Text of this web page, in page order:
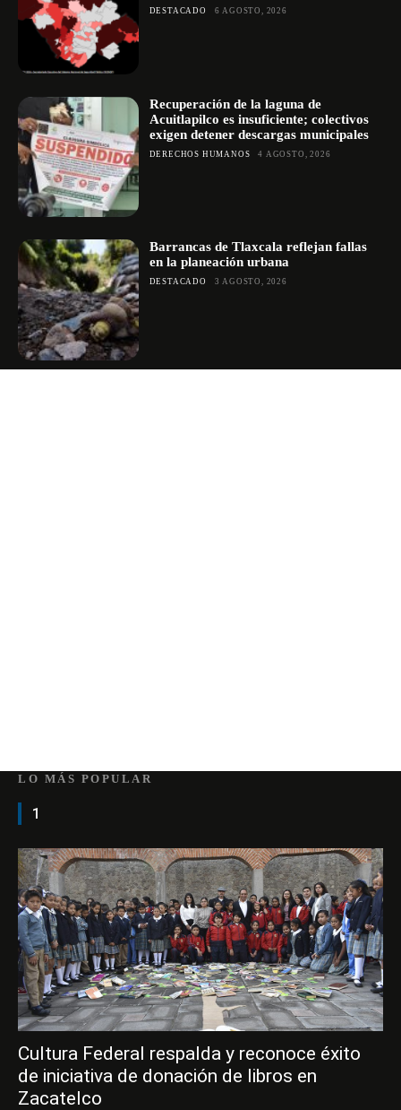
DESTACADO 6 AGOSTO, 2026
Recuperación de la laguna de
Acuitlapilco es insuficiente; colectivos
exigen detener descargas municipales
DERECHOS HUMANOS 4 AGOSTO, 2026
Barrancas de Tlaxcala reflejan fallas
en la planeación urbana
DESTACADO 3 AGOSTO, 2026
LO MÁS POPULAR
1
Cultura Federal respalda y reconoce éxito
de iniciativa de donación de libros en
Zacatelco